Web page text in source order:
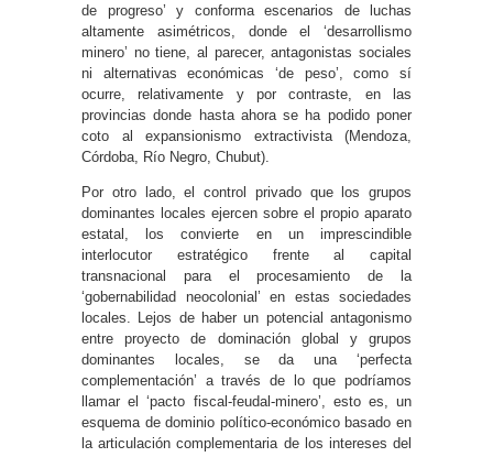
de progreso’ y conforma escenarios de luchas
altamente asimétricos, donde el ‘desarrollismo
minero’ no tiene, al parecer, antagonistas sociales
ni alternativas económicas ‘de peso’, como sí
ocurre, relativamente y por contraste, en las
provincias donde hasta ahora se ha podido poner
coto al expansionismo extractivista (Mendoza,
Córdoba, Río Negro, Chubut).
Por otro lado, el control privado que los grupos
dominantes locales ejercen sobre el propio aparato
estatal, los convierte en un imprescindible
interlocutor estratégico frente al capital
transnacional para el procesamiento de la
‘gobernabilidad neocolonial’ en estas sociedades
locales. Lejos de haber un potencial antagonismo
entre proyecto de dominación global y grupos
dominantes locales, se da una ‘perfecta
complementación’ a través de lo que podríamos
llamar el ‘pacto fiscal-feudal-minero’, esto es, un
esquema de dominio político-económico basado en
la articulación complementaria de los intereses del